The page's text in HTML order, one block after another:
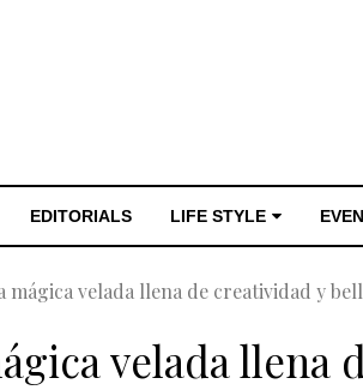
EDITORIALS LIFE STYLE
mágica velada llena de creatividad y
velada